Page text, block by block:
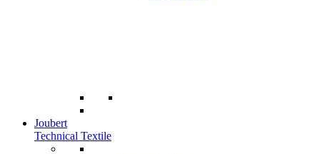
Joubert
Technical Textile